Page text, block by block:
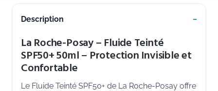
Description
La Roche-Posay – Fluide Teinté
SPF50+ 50ml – Protection Invisible et
Confortable
Le Fluide Teinté SPF50+ de La Roche-Posay offre